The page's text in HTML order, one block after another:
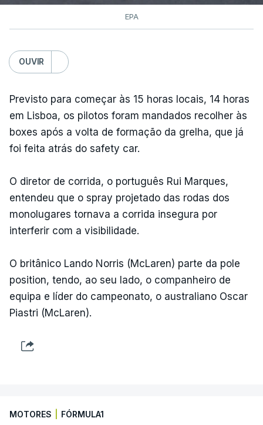
EPA
OUVIR
Previsto para começar às 15 horas locais, 14 horas
em Lisboa, os pilotos foram mandados recolher às
boxes após a volta de formação da grelha, que já
foi feita atrás do safety car.
O diretor de corrida, o português Rui Marques,
entendeu que o spray projetado das rodas dos
monolugares tornava a corrida insegura por
interferir com a visibilidade.
O britânico Lando Norris (McLaren) parte da pole
position, tendo, ao seu lado, o companheiro de
equipa e líder do campeonato, o australiano Oscar
Piastri (McLaren).
MOTORES FÓRMULA1